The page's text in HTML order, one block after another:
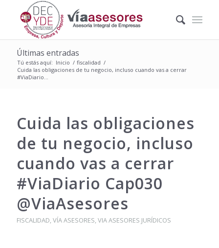
Últimas entradas
Tú estás aquí: Inicio / fiscalidad /
Cuida las obligaciones de tu negocio, incluso cuando vas a cerrar
#ViaDiario...
Cuida las obligaciones
de tu negocio, incluso
cuando vas a cerrar
#ViaDiario Cap030
@ViaAsesores
FISCALIDAD,VÍA ASESORES,VIA ASESORES JURÍDICOS